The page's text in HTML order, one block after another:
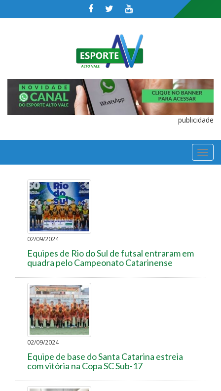
publicidade
02/09/2024
Equipes de Rio do Sul de futsal entraram em
quadra pelo Campeonato Catarinense
02/09/2024
Equipe de base do Santa Catarina estreia
com vitória na Copa SC Sub-17